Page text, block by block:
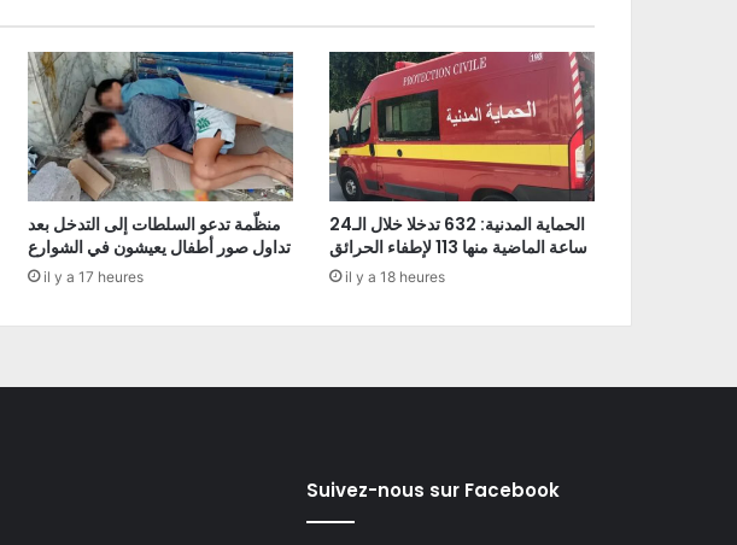
منظّمة تدعو السلطات إلى التدخل بعد
تداول صور أطفال يعيشون في الشوارع
il y a 17 heures
الحماية المدنية: 632 تدخلا خلال الـ24
ساعة الماضية منها 113 لإطفاء الحرائق
il y a 18 heures
Suivez-nous sur Facebook